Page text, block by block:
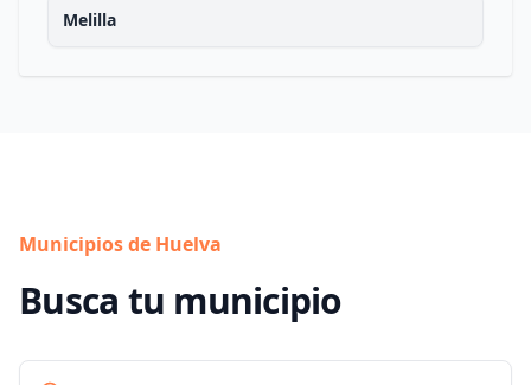
Melilla
Municipios de Huelva
Busca tu municipio